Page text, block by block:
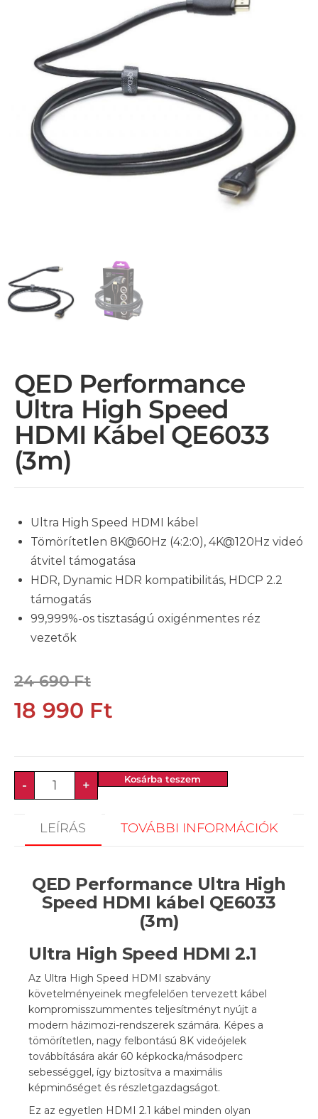
QED Performance
Ultra High Speed
HDMI Kábel QE6033
(3m)
Ultra High Speed HDMI kábel
Tömörítetlen 8K@60Hz (4:2:0), 4K@120Hz videó
átvitel támogatása
HDR, Dynamic HDR kompatibilitás, HDCP 2.2
támogatás
99,999%-os tisztaságú oxigénmentes réz
vezetők
24 690Ft
18 990 Ft
- + Kosárba teszem
LEÍRÁS TOVÁBBI INFORMÁCIÓK
QED Performance Ultra High
Speed HDMI kábel QE6033
(3m)
Ultra High Speed HDMI 2.1
Az Ultra High Speed HDMI szabvány
követelményeinek megfelelően tervezett kábel
kompromisszummentes teljesítményt nyújt a
modern házimozi-rendszerek számára. Képes a
tömörítetlen, nagy felbontású 8K videójelek
továbbítására akár 60 képkocka/másodperc
sebességgel, így biztosítva a maximális
képminőséget és részletgazdagságot.
Ez az egyetlen HDMI 2.1 kábel minden olyan